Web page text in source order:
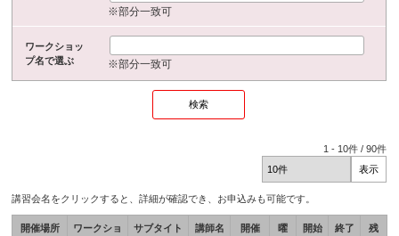
※部分一致可
ワークショッ
プ名で選ぶ
※部分一致可
1 - 10件 /90件
講習会名をクリックすると、詳細が確認でき、お申込みも可能です。
開催場所
ワークショ
サブタイト
講師名
開催
曜
開始
終了
残